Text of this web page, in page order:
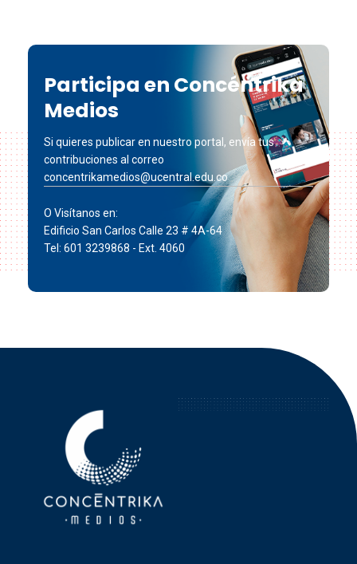
Participa en Concéntrika
Medios
Si quieres publicar en nuestro portal, envía tus
contribuciones al correo
concentrikamedios@ucentral.edu.co
O Visítanos en:
Edificio San Carlos Calle 23 # 4A-64
Tel: 601 3239868 - Ext. 4060